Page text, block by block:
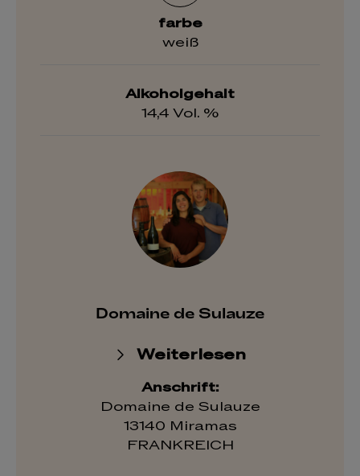
farbe
weiß
Alkoholgehalt
14,4 Vol. %
Domaine de Sulauze
Weiterlesen
Anschrift:
Domaine de Sulauze
13140 Miramas
FRANKREICH